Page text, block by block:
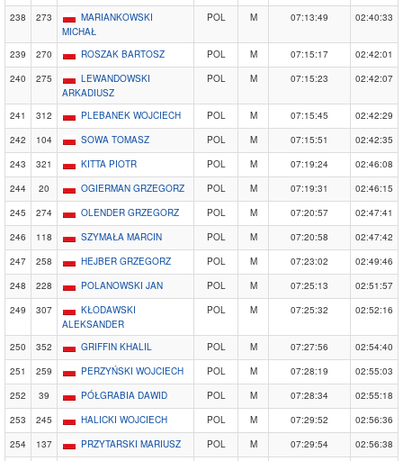
238
273
MARIANKOWSKI
MICHAŁ
POL M 07:13:49 02:40:33
239 270 ROSZAK BARTOSZ POL M 07:15:17
02:42:01
240
275
LEWANDOWSKI
ARKADIUSZ
POL M 07:15:23 02:42:07
241 312 PLEBANEK WOJCIECH POL M 07:15:45
02:42:29
242
104 SOWA TOMASZ POL M 07:15:51
02:42:35
243
321 KITTA PIOTR POL M 07:19:24
02:46:08
244
20 OGIERMAN GRZEGORZ POL M 07:19:31
02:46:15
245
274 OLENDER GRZEGORZ POL M 07:20:57
02:47:41
246
118 SZYMAŁA MARCIN POL M 07:20:58
02:47:42
247
258 HEJBER GRZEGORZ POL M 07:23:02
02:49:46
248
228 POLANOWSKI JAN POL M 07:25:13
02:51:57
249
307
KŁODAWSKI
ALEKSANDER
POL M 07:25:32 02:52:16
250 352 GRIFFIN KHALIL POL M 07:27:56
02:54:40
251
259 PERZYŃSKI WOJCIECH POL M 07:28:19
02:55:03
252
39 PÓŁGRABIA DAWID POL M 07:28:34
02:55:18
253
245 HALICKI WOJCIECH POL M 07:29:52
02:56:36
254
137 PRZYTARSKI MARIUSZ POL M 07:29:54
02:56:38